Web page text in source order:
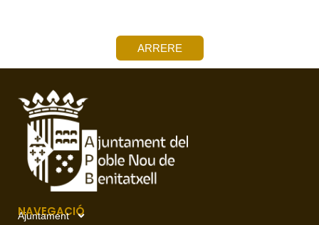
ARRERE
NAVEGACIÓ
Ajuntament